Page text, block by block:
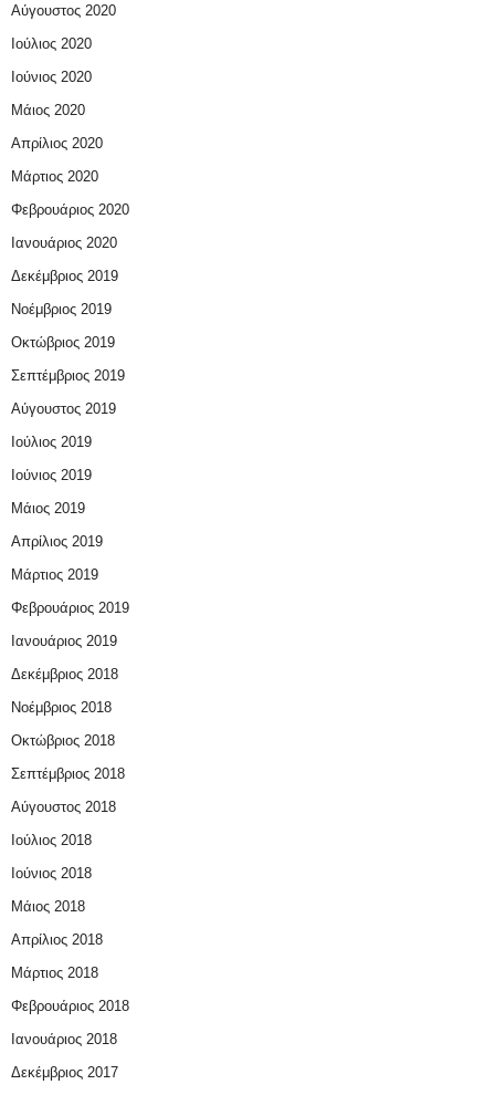
Αύγουστος 2020
Ιούλιος 2020
Ιούνιος 2020
Μάιος 2020
Απρίλιος 2020
Μάρτιος 2020
Φεβρουάριος 2020
Ιανουάριος 2020
Δεκέμβριος 2019
Νοέμβριος 2019
Οκτώβριος 2019
Σεπτέμβριος 2019
Αύγουστος 2019
Ιούλιος 2019
Ιούνιος 2019
Μάιος 2019
Απρίλιος 2019
Μάρτιος 2019
Φεβρουάριος 2019
Ιανουάριος 2019
Δεκέμβριος 2018
Νοέμβριος 2018
Οκτώβριος 2018
Σεπτέμβριος 2018
Αύγουστος 2018
Ιούλιος 2018
Ιούνιος 2018
Μάιος 2018
Απρίλιος 2018
Μάρτιος 2018
Φεβρουάριος 2018
Ιανουάριος 2018
Δεκέμβριος 2017